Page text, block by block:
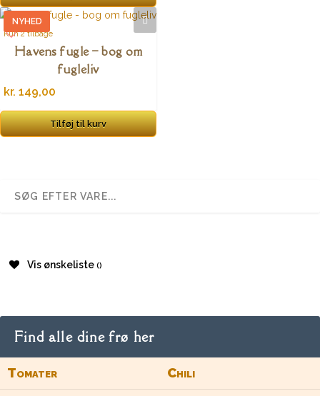
NYHED
Kun 2 tilbage
Havens fugle – bog om
fugleliv
kr. 149,00
Tilføj til kurv
Vis ønskeliste
Find alle dine frø her
Tomater Chili